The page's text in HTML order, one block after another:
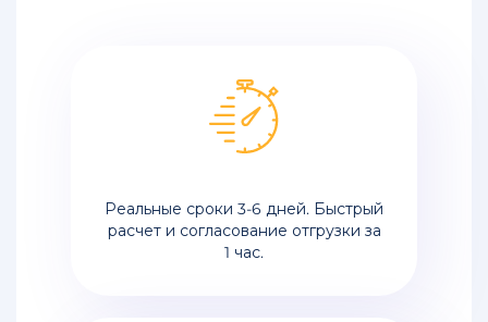
Реальные сроки 3-6 дней. Быстрый
расчет и согласование отгрузки за
1 час.